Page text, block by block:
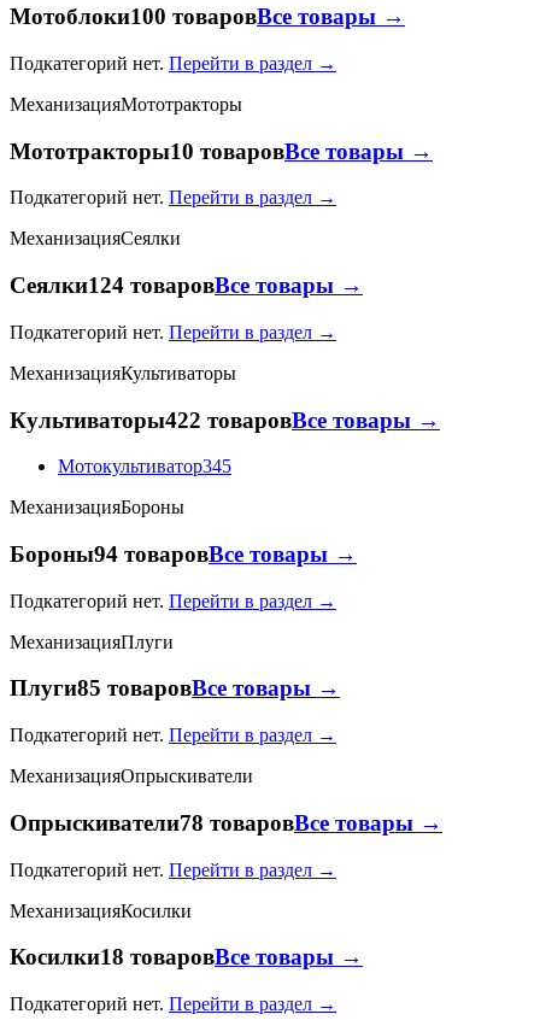
Мотоблоки100 товаровВсе товары →
Подкатегорий нет. Перейти в раздел →
МеханизацияМототракторы
Мототракторы10 товаровВсе товары →
Подкатегорий нет. Перейти в раздел →
МеханизацияСеялки
Сеялки124 товаровВсе товары →
Подкатегорий нет. Перейти в раздел →
МеханизацияКультиваторы
Культиваторы422 товаровВсе товары →
Мотокультиватор345
МеханизацияБороны
Бороны94 товаровВсе товары →
Подкатегорий нет. Перейти в раздел →
МеханизацияПлуги
Плуги85 товаровВсе товары →
Подкатегорий нет. Перейти в раздел →
МеханизацияОпрыскиватели
Опрыскиватели78 товаровВсе товары →
Подкатегорий нет. Перейти в раздел →
МеханизацияКосилки
Косилки18 товаровВсе товары →
Подкатегорий нет. Перейти в раздел →